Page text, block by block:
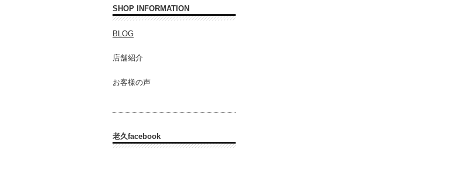
SHOP INFORMATION
BLOG
店舗紹介
お客様の声
老久facebook